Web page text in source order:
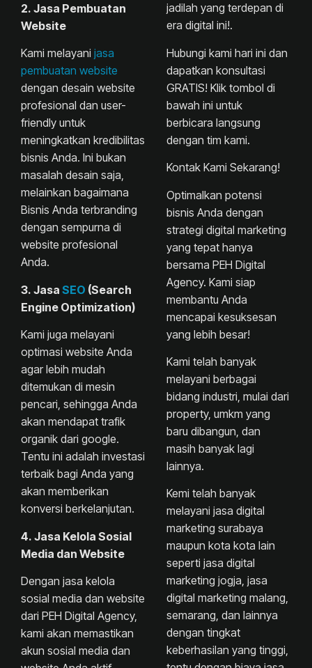
2. Jasa Pembuatan
Website
Kami melayani jasa
pembuatan website
dengan desain website
profesional dan user-
friendly untuk
meningkatkan kredibilitas
bisnis Anda. Ini bukan
masalah desain saja,
melainkan bagaimana
Bisnis Anda terbranding
dengan sempurna di
website profesional
Anda.
3. Jasa SEO (Search
Engine Optimization)
Kami juga melayani
optimasi website Anda
agar lebih mudah
ditemukan di mesin
pencari, sehingga Anda
akan mendapat trafik
organik dari google.
Tentu ini adalah investasi
terbaik bagi Anda yang
akan memberikan
konversi berkelanjutan.
4. Jasa Kelola Sosial
Media dan Website
Dengan jasa kelola
sosial media dan website
dari PEH Digital Agency,
kami akan memastikan
akun sosial media dan
jadilah yang terdepan di
era digital ini!.
Hubungi kami hari ini dan
dapatkan konsultasi
GRATIS! Klik tombol di
bawah ini untuk
berbicara langsung
dengan tim kami.
Kontak Kami Sekarang!
Optimalkan potensi
bisnis Anda dengan
strategi digital marketing
yang tepat hanya
bersama PEH Digital
Agency. Kami siap
membantu Anda
mencapai kesuksesan
yang lebih besar!
Kami telah banyak
melayani berbagai
bidang industri, mulai dari
property, umkm yang
baru dibangun, dan
masih banyak lagi
lainnya.
Kemi telah banyak
melayani jasa digital
marketing surabaya
maupun kota kota lain
seperti jasa digital
marketing jogja, jasa
digital marketing malang,
semarang, dan lainnya
dengan tingkat
keberhasilan yang tinggi,